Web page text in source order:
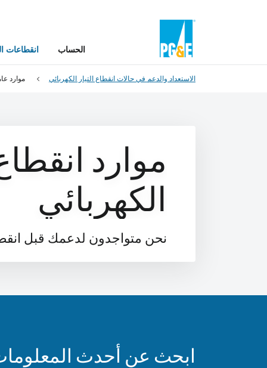
الحساب انقطاعات
الاستعداد والدعم في حالات انقطاع التيار الكهربائي موارد
موارد انقطاع
الكهربائي
نحن متواجدون لدعمك قبل انقطاع
ابحث عن أحدث